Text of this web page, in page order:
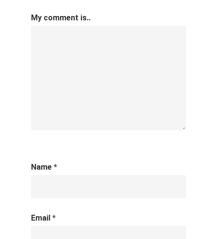
My comment is..
Name *
Email *